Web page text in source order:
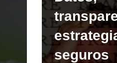
seguros